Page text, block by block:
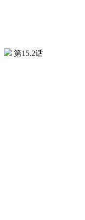
第15.2话